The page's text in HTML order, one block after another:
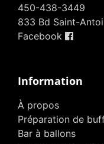
450-438-3449
833 Bd Saint-
Facebook
Information
À propos
Préparation de
Bar à ballons